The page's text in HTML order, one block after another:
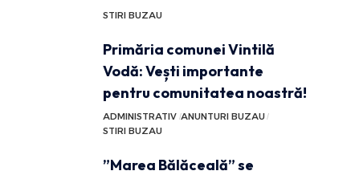
STIRI BUZAU
Primăria comunei Vintilă
Vodă: Vești importante
pentru comunitatea noastră!
ADMINISTRATIV ANUNTURI BUZAU
STIRI BUZAU
”Marea Bălăceală” se